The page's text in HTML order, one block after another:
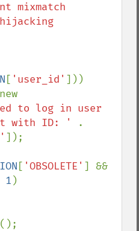
mixmatch
[ 'user_id' ]))
to log in user
with ID: '
]);
[ 'OBSOLETE'
1 )
();